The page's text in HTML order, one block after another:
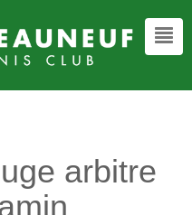
arbitre